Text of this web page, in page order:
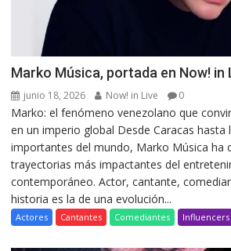
Marko Música, portada en Now! in
junio 18, 2026 Now! in Live 0
Marko: el fenómeno venezolano que
en un imperio global Desde Caracas hasta
importantes del mundo, Marko Música ha
trayectorias más impactantes del
contemporáneo. Actor, cantante,
historia es la de una evolución...
Actores Cantantes Comediantes Influencers